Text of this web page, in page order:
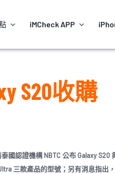
iMCheck APP
S20收購
國認證機構 NBTC 公布 Galaxy
三款產品的型號；另有消息指出